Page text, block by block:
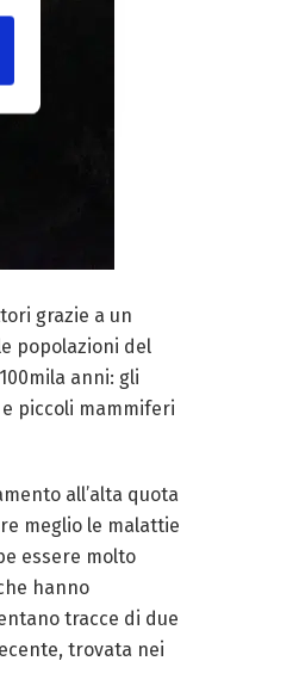
grazie a un
popolazioni del
anni: gli
piccoli mammiferi
all’alta quota
meglio le malattie
essere molto
hanno
tracce di due
trovata nei